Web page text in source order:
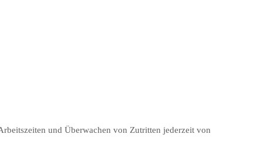
und Überwachen von Zutritten jederzeit von